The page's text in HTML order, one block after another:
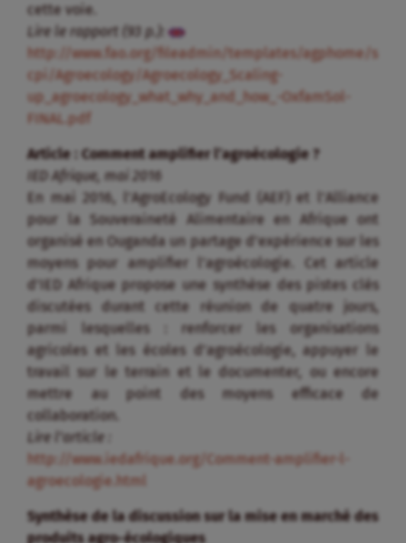
cette voie.
Lire le rapport (93 p.):
http://www.fao.org/fileadmin/templates/agphome/s
cpi/Agroecology/Agroecology_Scaling-
up_agroecology_what_why_and_how_-OxfamSol-
FINAL.pdf
Article : Comment amplifier l’agroécologie ?
IED Afrique, mai 2016
En mai 2016, l’AgroEcology Fund (AEF) et l’Alliance
pour la Souveraineté Alimentaire en Afrique ont
organisé en Ouganda un partage d’expérience sur les
moyens pour amplifier l’agroécologie. Cet article
d’IED Afrique propose une synthèse des pistes clés
discutées durant cette réunion de quatre jours,
parmi lesquelles : renforcer les organisations
agricoles et les écoles d’agroécologie, appuyer le
travail sur le terrain et le documenter, ou encore
mettre au point des moyens efficace de
collaboration.
Lire l’article :
http://www.iedafrique.org/Comment-amplifier-l-
agroecologie.html
Synthèse de la discussion sur la mise en marché des
produits agro-écologiques